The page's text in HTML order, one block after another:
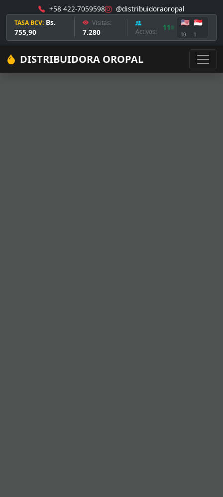
+58 422-7059598 @distribuidoraoropal
TASA BCV: Bs.
755,90
Visitas:
7.280 Activos: 11
🇺🇸
10
🇸🇬
1
DISTRIBUIDORA OROPAL